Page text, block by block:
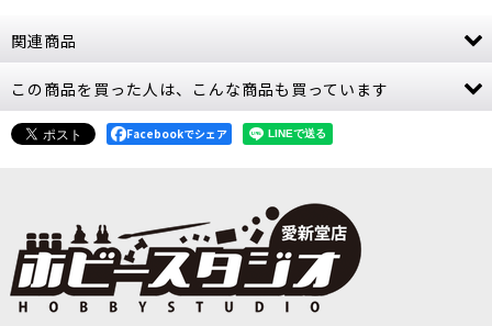
関連商品
[秩序のバトルトーム] シルヴァネス 日本語版
01]
軍の運用と世界観をまとめて支える中核ルールブ
ック バトルトーム：シルヴァネスは、この陣営を
本格的に編成し、遊び、集めていくための中核と
なるルールブックです。 ユニットごとのウォース
クロールだけでな…
この商品を買った人は、こんな商品も買っています
Facebookでシェア